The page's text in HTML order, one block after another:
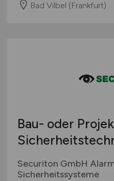
Bad Vilbel (Frankfurt)
Bau- oder
Securiton GmbH
Sicherheitssysteme